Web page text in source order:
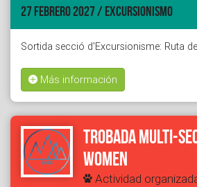
27 FEBRERO 2027 / EXCURSIONISMO
Sortida secció d'Excursionisme: Ruta
Más información
Trobada Multi-
Women
Actividad